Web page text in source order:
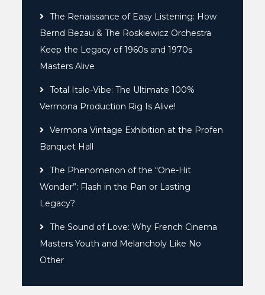
The Renaissance of Easy Listening: How
Bernd Bezau & The Roskiewicz Orchestra
Keep the Legacy of 1960s and 1970s
Masters Alive
Total Italo-Vibe: The Ultimate 100%
Vermona Production Rig Is Alive!
Vermona Vintage Exhibition at the Profen
Banquet Hall
The Phenomenon of the “One-Hit
Wonder”: Flash in the Pan or Lasting
Legacy?
The Sound of Love: Why French Cinema
Masters Youth and Melancholy Like No
Other